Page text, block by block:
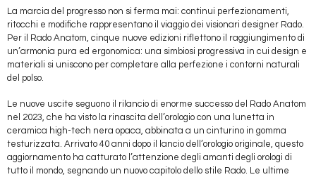
La marcia del progresso non si ferma mai: continui perfezionamenti,
ritocchi e modifiche rappresentano il viaggio dei visionari designer Rado.
Per il Rado Anatom, cinque nuove edizioni riflettono il raggiungimento di
un’armonia pura ed ergonomica: una simbiosi progressiva in cui design e
materiali si uniscono per completare alla perfezione i contorni naturali
del polso.
Le nuove uscite seguono il rilancio di enorme successo del Rado Anatom
nel 2023, che ha visto la rinascita dell’orologio con una lunetta in
ceramica high-tech nera opaca, abbinata a un cinturino in gomma
testurizzata. Arrivato 40 anni dopo il lancio dell’orologio originale, questo
aggiornamento ha catturato l’attenzione degli amanti degli orologi di
tutto il mondo, segnando un nuovo capitolo dello stile Rado. Le ultime